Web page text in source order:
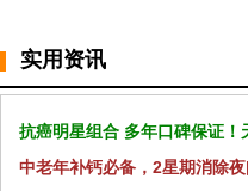
实用资讯
抗癌明星组合 多年口碑保证
中老年补钙必备，2星期消除